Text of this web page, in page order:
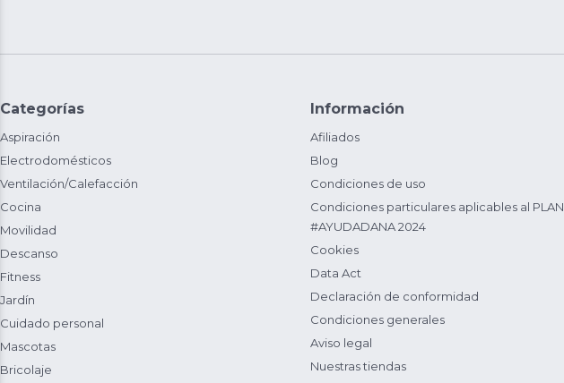
Categorías
Aspiración
Electrodomésticos
Ventilación/Calefacción
Cocina
Movilidad
Descanso
Fitness
Jardín
Cuidado personal
Mascotas
Bricolaje
Información
Afiliados
Blog
Condiciones de uso
Condiciones particulares aplicables al PLAN
#AYUDADANA 2024
Cookies
Data Act
Declaración de conformidad
Condiciones generales
Aviso legal
Nuestras tiendas